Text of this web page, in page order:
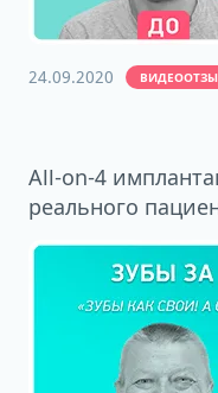
24.09.2020
All-on-4
реального